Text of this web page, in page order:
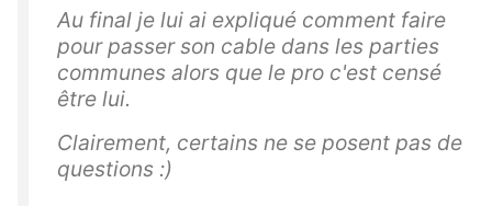
Au final je lui ai expliqué comment faire
pour passer son cable dans les parties
communes alors que le pro c'est censé
être lui.
Clairement, certains ne se posent pas de
questions :)